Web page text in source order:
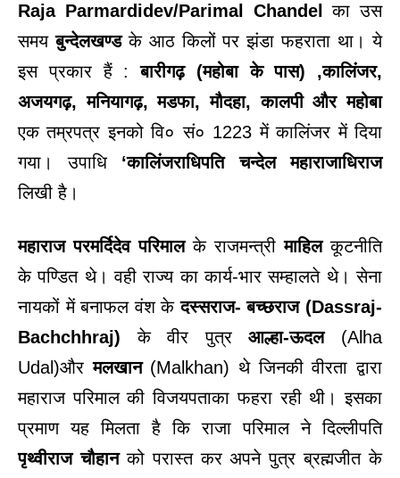
Raja Parmardidev/Parimal Chandel
का उस
समयबुन्देलखण्डके आठ किलों पर झंडा फहराता था। ये
इस प्रकार हैं :बारीगढ़ (महोबा के पास) ,कालिंजर,
अजयगढ़, मनियागढ़, मडफा, मौदहा, कालपी और महोबा
एक तम्रपत्र इनको वि० सं० 1223 में कालिंजर में दिया
गया। उपाधि ‘कालिंजराधिपति चन्देल महाराजाधिराज
लिखी है।
महाराजपरमर्दिदेवपरिमालके राजमन्त्री माहिलकूटनीति
के पण्डित थे। वही राज्य का कार्य-भार सम्हालते थे। सेना
नायकों में बनाफल वंश केदस्सराज- बच्छराज (Dassraj-
Bachchhraj) के वीर पुत्रआल्हा-ऊदल(Alha
Udal)औरमलखान(Malkhan) थे जिनकी वीरता द्वारा
महाराज परिमाल की विजयपताका फहरा रही थी। इसका
प्रमाण यह मिलता है कि राजा परिमाल ने दिल्लीपति
पृथ्वीराज चौहानको परास्त कर अपने पुत्र ब्रह्मजीत के